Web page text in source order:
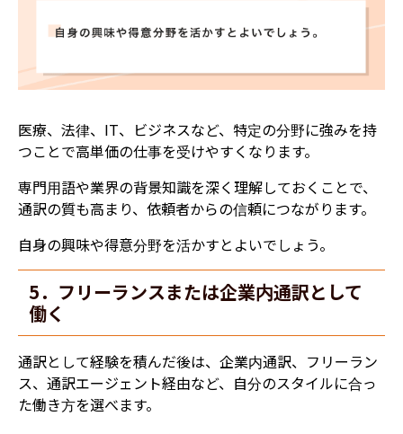
医療、法律、IT、ビジネスなど、特定の分野に強みを持
つことで高単価の仕事を受けやすくなります。
専門用語や業界の背景知識を深く理解しておくことで、
通訳の質も高まり、依頼者からの信頼につながります。
自身の興味や得意分野を活かすとよいでしょう。
5．フリーランスまたは企業内通訳として
働く
通訳として経験を積んだ後は、企業内通訳、フリーラン
ス、通訳エージェント経由など、自分のスタイルに合っ
た働き方を選べます。